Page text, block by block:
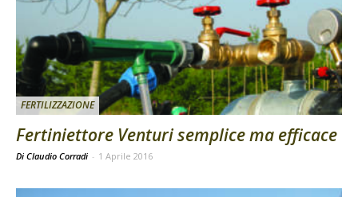
FERTILIZZAZIONE
Fertiniettore Venturi semplice ma efficace
Di Claudio Corradi - 1 Aprile 2016